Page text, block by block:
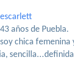
escarlett
43 años de Puebla.
soy chica femenina